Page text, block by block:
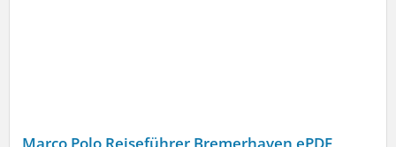
Marco Polo Reiseführer Bremerhaven ePDF